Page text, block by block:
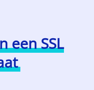
een SSL